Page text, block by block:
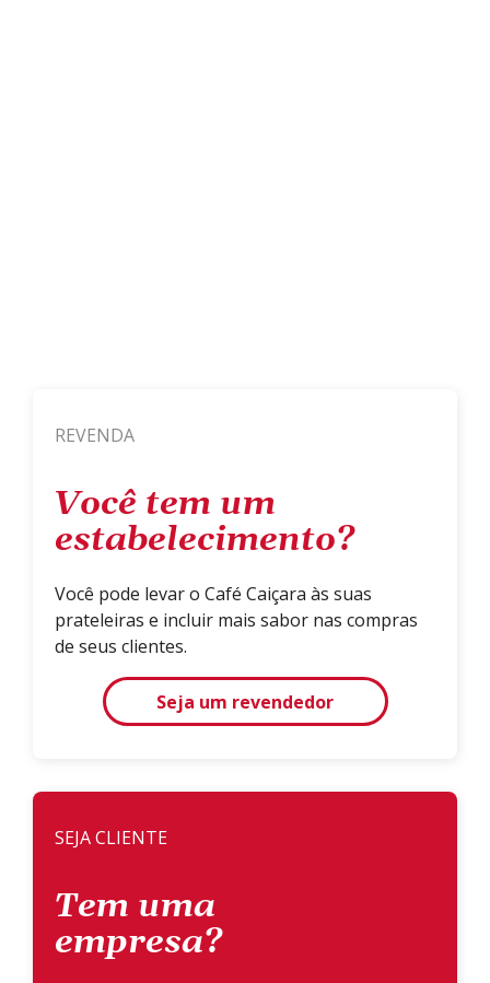
REVENDA
Você tem um
estabelecimento?
Você pode levar o Café Caiçara às suas
prateleiras e incluir mais sabor nas compras
de seus clientes.
Seja um revendedor
SEJA CLIENTE
Tem uma
empresa?